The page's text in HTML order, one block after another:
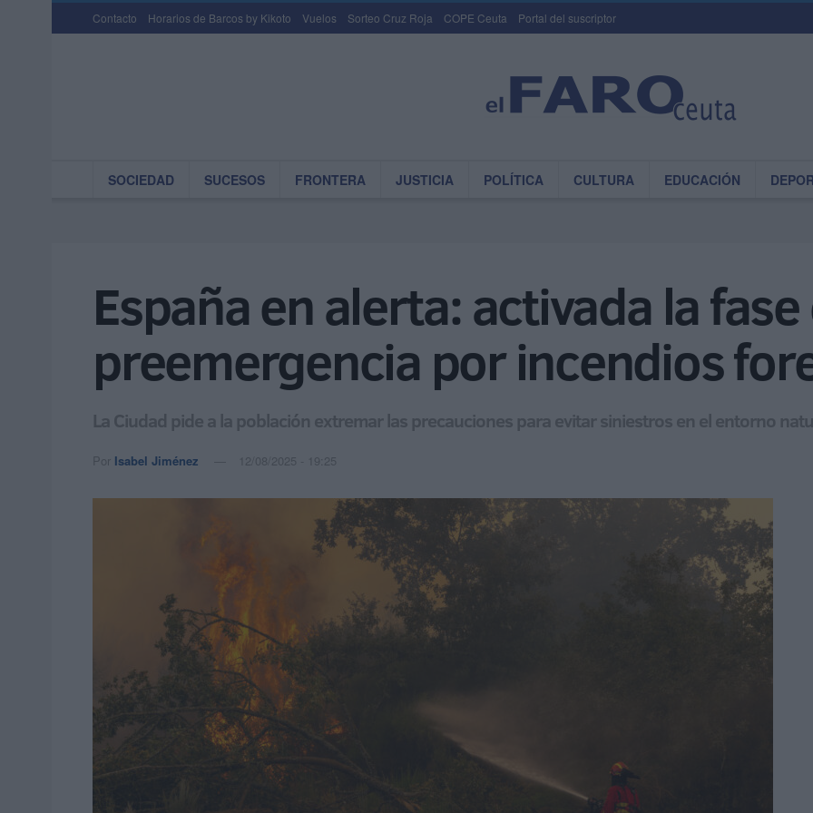
Contacto Horarios de Barcos by Kikoto Vuelos Sorteo Cruz Roja COPE Ceuta Portal del suscriptor
SOCIEDAD SUCESOS FRONTERA JUSTICIA POLÍTICA CULTURA EDUCACIÓN
España en alerta: activada la fase
preemergencia por incendios
La Ciudad pide a la población extremar las precauciones para evitar siniestros en el entorno
Por Isabel Jiménez 12/08/2025 - 19:25